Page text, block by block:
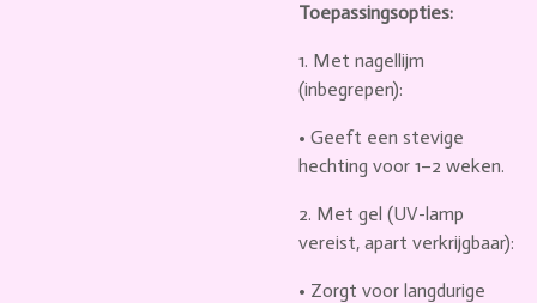
Toepassingsopties:
1. Met nagellijm
(inbegrepen):
• Geeft een stevige
hechting voor 1–2 weken.
2. Met gel (UV-lamp
vereist, apart verkrijgbaar):
• Zorgt voor langdurige